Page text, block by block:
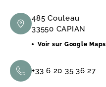
485 Couteau
33550 CAPIAN
Voir sur Google Maps
+33 6 20 35 36 27